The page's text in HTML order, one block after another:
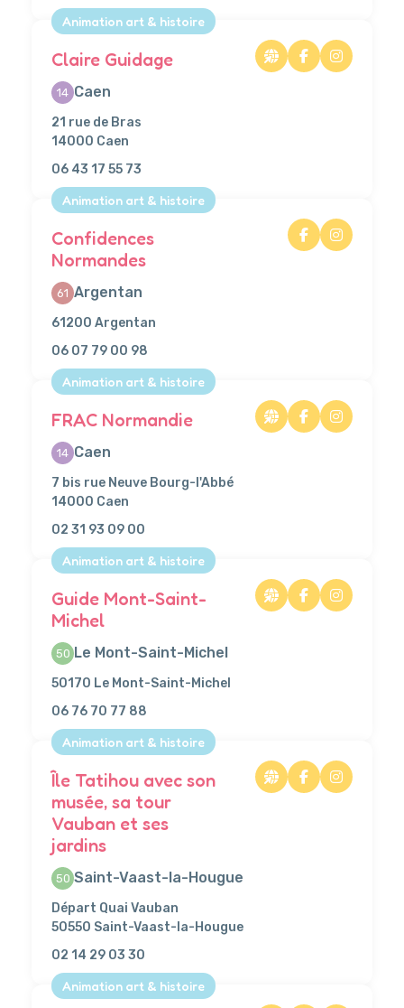
Animation art & histoire
Claire Guidage
14 Caen
21 rue de Bras
14000 Caen
06 43 17 55 73
Animation art & histoire
Confidences
Normandes
61 Argentan
61200 Argentan
06 07 79 00 98
Animation art & histoire
FRAC Normandie
14 Caen
7 bis rue Neuve Bourg-l'Abbé
14000 Caen
02 31 93 09 00
Animation art & histoire
Guide Mont-Saint-
Michel
50 Le Mont-Saint-Michel
50170 Le Mont-Saint-Michel
06 76 70 77 88
Animation art & histoire
Île Tatihou avec son
musée, sa tour
Vauban et ses
jardins
50 Saint-Vaast-la-Hougue
Départ Quai Vauban
50550 Saint-Vaast-la-Hougue
02 14 29 03 30
Animation art & histoire